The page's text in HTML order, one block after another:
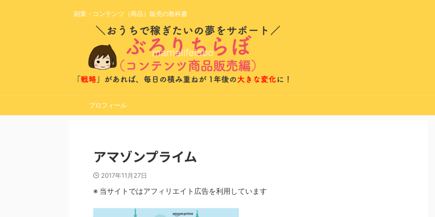
副業・コンテンツ（商品）販売の教科書
プロフィール
アマゾンプライム
2017年11月27日
※ 当サイトではアフィリエイト広告を利用しています